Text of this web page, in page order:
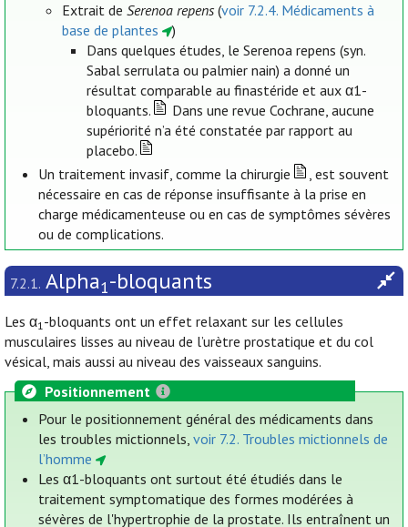
Extrait deSerenoa repens (voir 7.2.4. Médicaments à
base de plantes
)
Dans quelques études, le Serenoa repens (syn.
Sabal serrulata ou palmier nain) a donné un
résultat comparable au finastéride et aux α1-
bloquants.
Dans une revue Cochrane, aucune
supériorité n’a été constatée par rapport au
placebo.
Un traitement invasif, comme la chirurgie
, est souvent
nécessaire en cas de réponse insuffisante à la prise en
charge médicamenteuse ou en cas de symptômes sévères
ou de complications.
7.2.1. Alpha1-bloquants
Les α1-bloquants ont un effet relaxant sur les cellules
musculaires lisses au niveau de l’urètre prostatique et du col
vésical, mais aussi au niveau des vaisseaux sanguins.
Positionnement
Pour le positionnement général des médicaments dans
les troubles mictionnels,voir 7.2. Troubles mictionnels de
l’homme
Les α1-bloquants ont surtout été étudiés dans le
traitement symptomatique des formes modérées à
sévères de l'hypertrophie de la prostate. Ils entraînent un